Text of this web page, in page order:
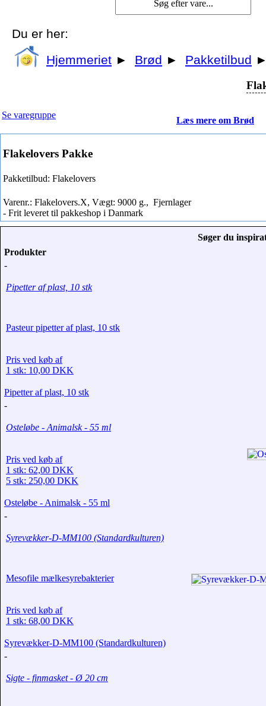
Du er her:
Hjemmeriet ► Brød ► Pakketilbud
Se varegruppe
Læs mere om Brød
Flakelovers Pakke
Pakketilbud: Flakelovers
Varenr.: Flakelovers.X, Vægt: 9000 g., Fjernlager
- Frit leveret til pakkeshop i Danmark
Søger du
Produkter
-
Pipetter af plast, 10 stk
Pasteur pipetter af plast, 10 stk
Pris ved køb af
1 stk: 10,00 DKK
Pipetter af plast, 10 stk
-
Osteløbe - Animalsk - 55 ml
Pris ved køb af
1 stk: 62,00 DKK
5 stk: 250,00 DKK
Osteløbe - Animalsk - 55 ml
-
Syrevækker-D-MM100 (Standardkulturen)
Mesofile mælkesyrebakterier
Pris ved køb af
1 stk: 68,00 DKK
Syrevækker-D-MM100 (Standardkulturen)
-
Sigte - finmasket - Ø 20 cm